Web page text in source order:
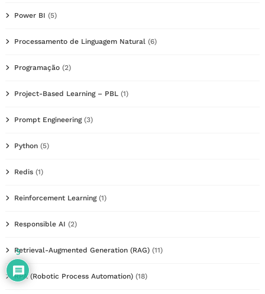
Power BI (5)
Processamento de Linguagem Natural (6)
Programação (2)
Project-Based Learning – PBL (1)
Prompt Engineering(3)
Python (5)
Redis (1)
Reinforcement Learning(1)
Responsible AI (2)
Retrieval-Augmented Generation (RAG) (11)
RPA (Robotic Process Automation) (18)
5